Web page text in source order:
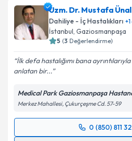
Uzm. Dr. Mustafa Ünal
Dahiliye - İç Hastalıkları +1
İstanbul, Gaziosmanpaşa
5 (3 Değerlendirme)
İlk defa hastalığımı bana
anlatan bir...
Medical Park Gaziosmanpaşa
Merkez Mahallesi, Çukurçeşme Cd. 57-59
0 (850) 811
Randevu Takvimi Talebi